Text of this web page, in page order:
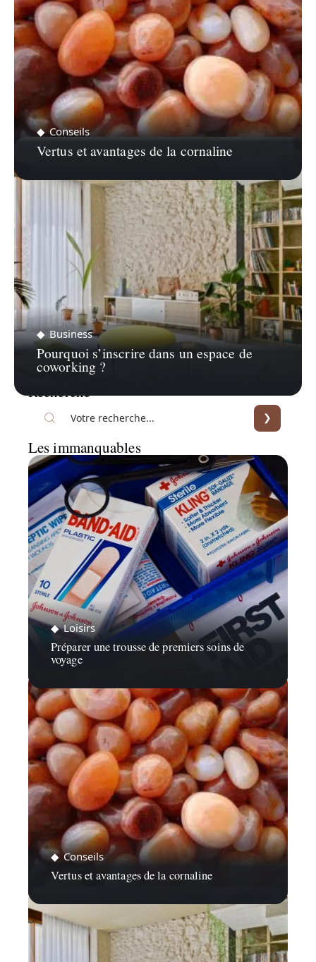
Conseils
Vertus et avantages de la cornaline
Business
Pourquoi s’inscrire dans un espace de
coworking ?
Recherche
Les immanquables
Loisirs
Préparer une trousse de premiers soins de
voyage
Conseils
Vertus et avantages de la cornaline